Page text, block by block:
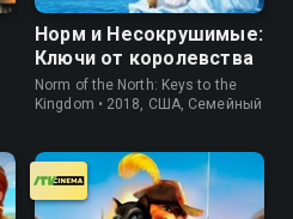
Норм и Несокрушимые:
Ключи от королевства
Norm of the North: Keys to the
Kingdom • 2018, США, Семейный